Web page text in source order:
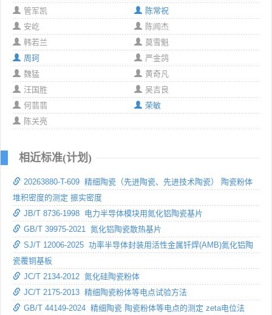
管军凯
陈常祝
安屹
陈闻杰
韩若兰
莫雪魁
周珂
严金鸽
魏猛
黄奇凡
汪国胜
吴吉良
何翡翡
荣敏
陈关亮
相近标准(计划)
20263880-T-609 精细陶瓷（先进陶瓷、先进技术陶瓷） 陶瓷粉体
堆积密度的测定 振实密度
JB/T 8736-1998 电力半导体模块用氮化铝陶瓷基片
GB/T 39975-2021 氮化铝陶瓷散热基片
SJ/T 12006-2025 功率半导体封装用活性金属钎焊(AMB)氮化铝陶
瓷覆铜基板
JC/T 2134-2012 氮化硅陶瓷粉体
JC/T 2175-2013 精细陶瓷粉体等电点试验方法
GB/T 44149-2024 精细陶瓷 陶瓷粉体等电点的测定 zeta电位法